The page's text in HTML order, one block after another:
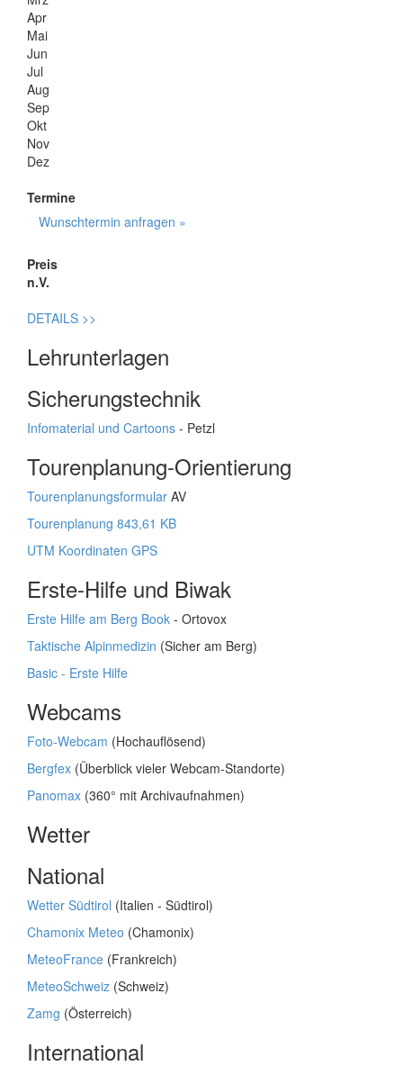
Apr
Mai
Jun
Jul
Aug
Sep
Okt
Nov
Dez
Termine
Wunschtermin anfragen »
Preis
n.V.
DETAILS >>
Lehrunterlagen
Sicherungstechnik
Infomaterial und Cartoons - Petzl
Tourenplanung-Orientierung
Tourenplanungsformular AV
Tourenplanung 843,61 KB
UTM Koordinaten GPS
Erste-Hilfe und Biwak
Erste Hilfe am Berg Book - Ortovox
Taktische Alpinmedizin (Sicher am Berg)
Basic - Erste Hilfe
Webcams
Foto-Webcam (Hochauflösend)
Bergfex (Überblick vieler Webcam-Standorte)
Panomax (360° mit Archivaufnahmen)
Wetter
National
Wetter Südtirol (Italien - Südtirol)
Chamonix Meteo (Chamonix)
MeteoFrance (Frankreich)
MeteoSchweiz (Schweiz)
Zamg (Österreich)
International